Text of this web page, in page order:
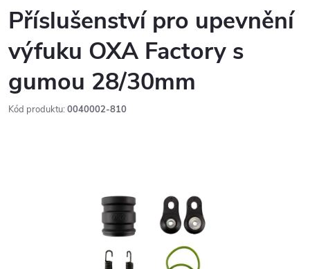
Příslušenství pro upevnění
výfuku OXA Factory s
gumou 28/30mm
Kód produktu: 0040002-810